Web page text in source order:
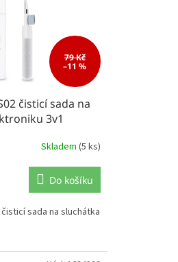
79 Kč
–11 %
čisticí sada na
3v1
Skladem (5 ks)
Do košíku
sada na sluchátka